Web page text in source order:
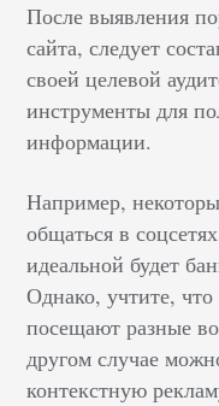
После выявления
сайта, следует
своей целевой
инструменты для
информации.
Например,
общаться в
идеальной будет
Однако, учтите,
посещают разные
другом случае
контекстную